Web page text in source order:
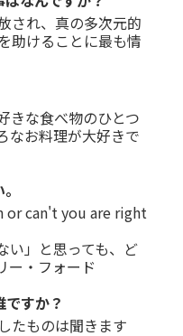
され、真の多次元的
助けることに最も情
きな食べ物のひとつ
なお料理が大好きで
or can't you are right
い」と思っても、ど
ー・フォード
すか？
たものは聞きます